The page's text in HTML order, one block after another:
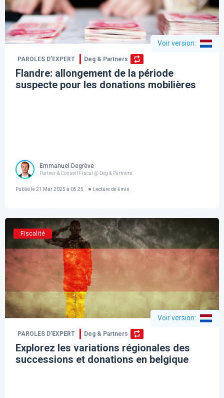
Voir version:
PAROLES D’EXPERT Deg & Partners
Flandre: allongement de la période
suspecte pour les donations mobilières
Emmanuel Degrève
Partner & Conseil Fiscal @ Deg & Partners
Publié le21 Mar 2025 à 05:25 Lecture de 6min
Fiscalité
Voir version:
PAROLES D’EXPERT Deg & Partners
Explorez les variations régionales des
successions et donations en belgique